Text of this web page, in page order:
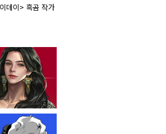
데이> 흑곰 작가